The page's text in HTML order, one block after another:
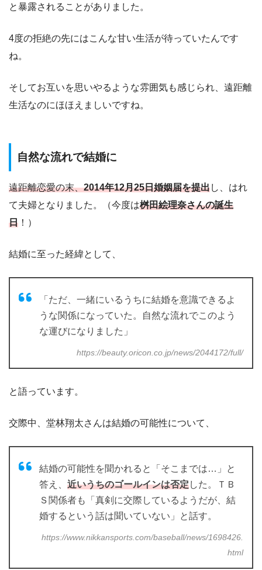
と暴露されることがありました。
4度の拒絶の先にはこんな甘い生活が待っていたんです
ね。
そしてお互いを思いやるような雰囲気も感じられ、遠距離
生活なのにほほえましいですね。
自然な流れで結婚に
遠距離恋愛の末、2014年12月25日婚姻届を提出し、はれ
て夫婦となりました。（今度は桝田絵理奈さんの誕生
日 ！）
結婚に至った経緯として、
「ただ、一緒にいるうちに結婚を意識できるよ
うな関係になっていた。自然な流れでこのよう
な運びになりました」
https://beauty.oricon.co.jp/news/2044172/full/
と語っています。
交際中、堂林翔太さんは結婚の可能性について、
結婚の可能性を聞かれると「そこまでは…」と
答え、 近いうちのゴールインは否定した。ＴＢ
Ｓ関係者も「真剣に交際しているようだが、結
婚するという話は聞いていない」と話す。
https://www.nikkansports.com/baseball/news/1698426.
html